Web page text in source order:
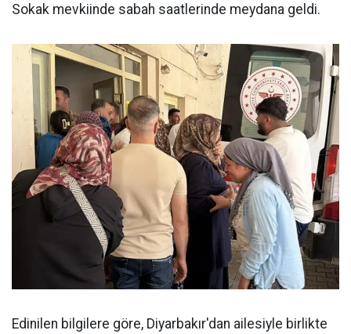
Sokak mevkiinde sabah saatlerinde meydana geldi.
Edinilen bilgilere göre, Diyarbakır'dan ailesiyle birlikte